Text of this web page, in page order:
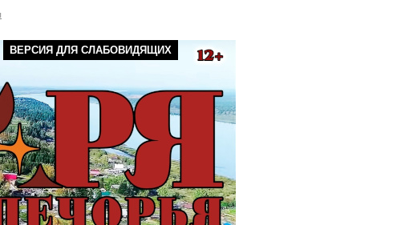
ВЕРСИЯ ДЛЯ СЛАБОВИДЯЩИХ